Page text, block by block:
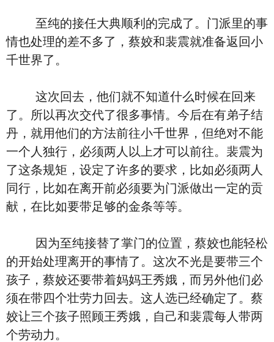
至纯的接任大典顺利的完成了。门派里的事
情也处理的差不多了，蔡姣和裴震就准备返回小
千世界了。
这次回去，他们就不知道什么时候在回来
了。所以再次交代了很多事情。今后在有弟子结
丹，就用他们的方法前往小千世界，但绝对不能
一个人独行，必须两人以上才可以前往。裴震为
了这条规矩，设定了许多的要求，比如必须两人
同行，比如在离开前必须要为门派做出一定的贡
献，在比如要带足够的金条等等。
因为至纯接替了掌门的位置，蔡姣也能轻松
的开始处理离开的事情了。这次不光是要带三个
孩子，蔡姣还要带着妈妈王秀娥，而另外他们必
须在带四个壮劳力回去。这人选已经确定了。蔡
姣让三个孩子照顾王秀娥，自己和裴震每人带两
个劳动力。